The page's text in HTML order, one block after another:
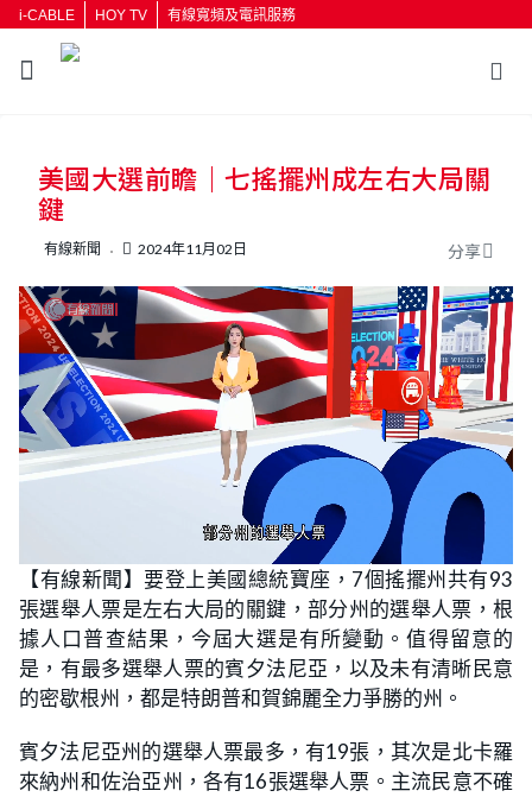
i-CABLE HOY TV 有線寬頻及電訊服務
按輸入鍵開始搜尋
美國大選前瞻｜七搖擺州成左右大局關
鍵
有線新聞 2024年11月02日 分享
n
m
u
t
e
o
a
d
e
d
:
1
1
.
0
2
【有線新聞】要登上美國總統寶座，7個搖擺州共有93
張選舉人票是左右大局的關鍵，部分州的選舉人票，根
據人口普查結果，今屆大選是有所變動。值得留意的
是，有最多選舉人票的賓夕法尼亞，以及未有清晰民意
的密歇根州，都是特朗普和賀錦麗全力爭勝的州。
賓夕法尼亞州的選舉人票最多，有19張，其次是北卡羅
來納州和佐治亞州，各有16張選舉人票。主流民意不確